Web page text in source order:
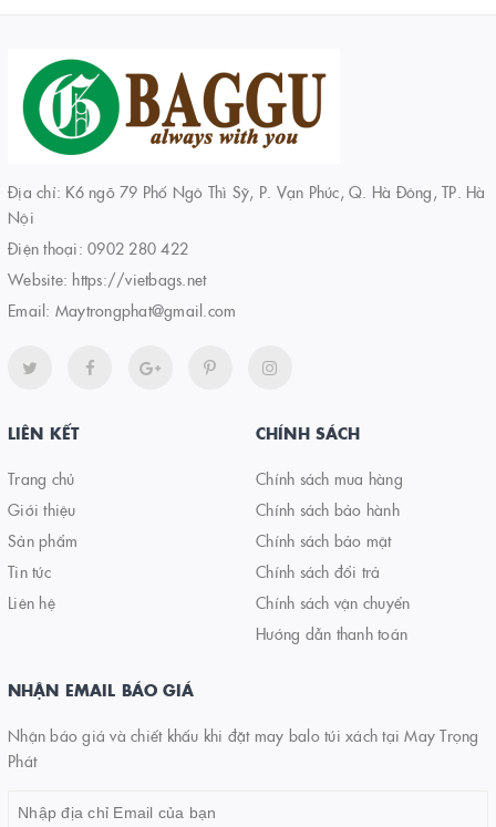
Địa chỉ: K6 ngõ 79 Phố Ngô Thì Sỹ, P. Vạn Phúc, Q. Hà Đông, TP. Hà
Nội
Điện thoại: 0902 280 422
Website: https://vietbags.net
Email: Maytrongphat@gmail.com
LIÊN KẾT
Trang chủ
Giới thiệu
Sản phẩm
Tin tức
Liên hệ
CHÍNH SÁCH
Chính sách mua hàng
Chính sách bảo hành
Chính sách bảo mật
Chính sách đổi trả
Chính sách vận chuyển
Hướng dẫn thanh toán
NHẬN EMAIL BÁO GIÁ
Nhận báo giá và chiết khấu khi đặt may balo túi xách tại May Trọng
Phát